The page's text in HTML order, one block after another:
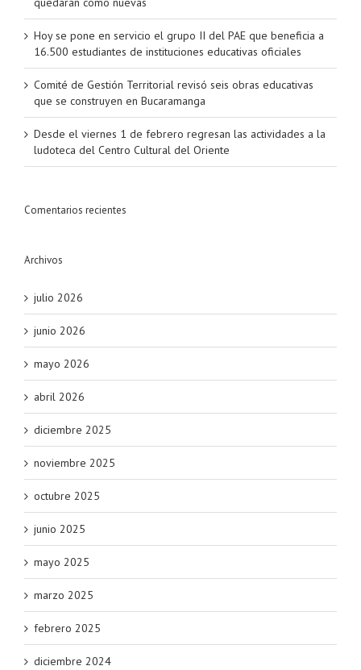
Hoy se pone en servicio el grupo II del PAE que beneficia a
16.500 estudiantes de instituciones educativas oficiales
Comité de Gestión Territorial revisó seis obras educativas
que se construyen en Bucaramanga
Desde el viernes 1 de febrero regresan las actividades a la
ludoteca del Centro Cultural del Oriente
Comentarios recientes
Archivos
julio 2026
junio 2026
mayo 2026
abril 2026
diciembre 2025
noviembre 2025
octubre 2025
junio 2025
mayo 2025
marzo 2025
febrero 2025
diciembre 2024